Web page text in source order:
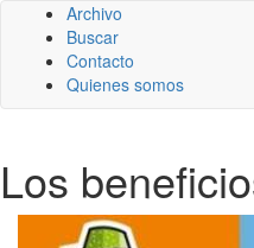
Archivo
Buscar
Contacto
Quienes somos
Los